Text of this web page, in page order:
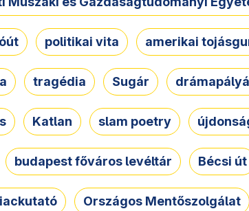
politikai vita amerikai
tragédia Sugár
Katlan slam poetry
budapest főváros levéltár Bécsi út
Országos Mentőszolgálat